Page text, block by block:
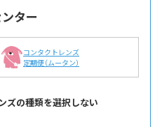
ター
コンタクトレンズ
定期便（ムータン）
ズの種類を選択しない